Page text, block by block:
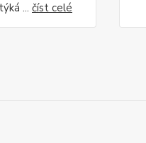
... číst celé